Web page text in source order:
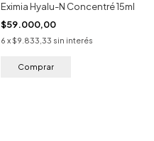
Eximia Hyalu-N Concentré 15ml
$59.000,00
6 x $9.833,33 sin interés